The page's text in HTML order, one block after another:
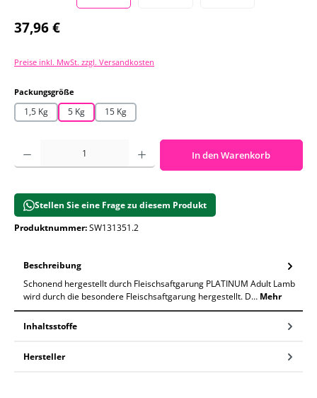
Regulärer Preis:
37,96 €
Preise inkl. MwSt. zzgl. Versandkosten
Packungsgröße
1,5 Kg 5 Kg 15 Kg
Produkt Anzahl: Gib den gewünschten Wert ein oder benutze die
In den Warenkorb
Stellen Sie eine Frage zu diesem Produkt
Produktnummer:SW131351.2
Beschreibung
Schonend hergestellt durch Fleischsaftgarung PLATINUM Adult Lamb
wird durch die besondere Fleischsaftgarung hergestellt. D… Mehr
Inhaltsstoffe
Hersteller